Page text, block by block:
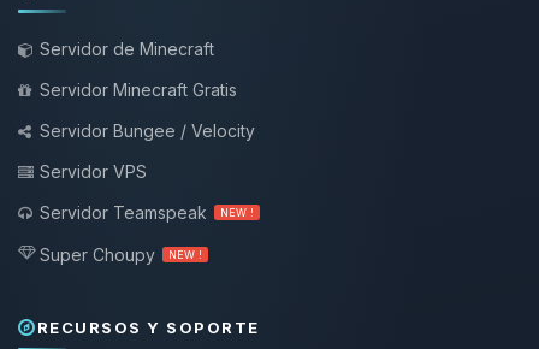
Servidor de Minecraft
Servidor Minecraft Gratis
Servidor Bungee / Velocity
Servidor VPS
Servidor Teamspeak
NEW !
Super Choupy NEW !
RECURSOS Y SOPORTE